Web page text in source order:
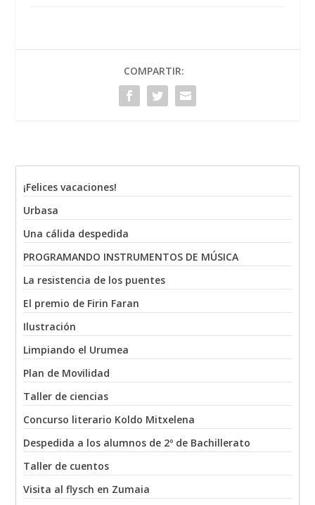
COMPARTIR:
¡Felices vacaciones!
Urbasa
Una cálida despedida
PROGRAMANDO INSTRUMENTOS DE MÚSICA
La resistencia de los puentes
El premio de Firin Faran
Ilustración
Limpiando el Urumea
Plan de Movilidad
Taller de ciencias
Concurso literario Koldo Mitxelena
Despedida a los alumnos de 2º de Bachillerato
Taller de cuentos
Visita al flysch en Zumaia